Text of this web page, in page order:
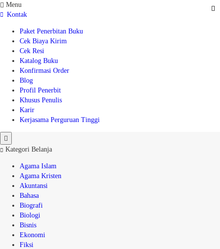
Menu
Kontak
Paket Penerbitan Buku
Cek Biaya Kirim
Cek Resi
Katalog Buku
Konfirmasi Order
Blog
Profil Penerbit
Khusus Penulis
Karir
Kerjasama Perguruan Tinggi
Kategori Belanja
Agama Islam
Agama Kristen
Akuntansi
Bahasa
Biografi
Biologi
Bisnis
Ekonomi
Fiksi